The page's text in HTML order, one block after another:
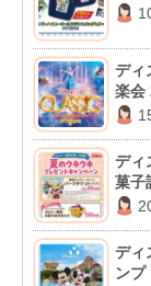
ディ
楽会
ディ
菓子
ディ
ンプ